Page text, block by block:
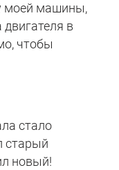
моей машины,
двигателя в
чтобы
стало
старый
новый!